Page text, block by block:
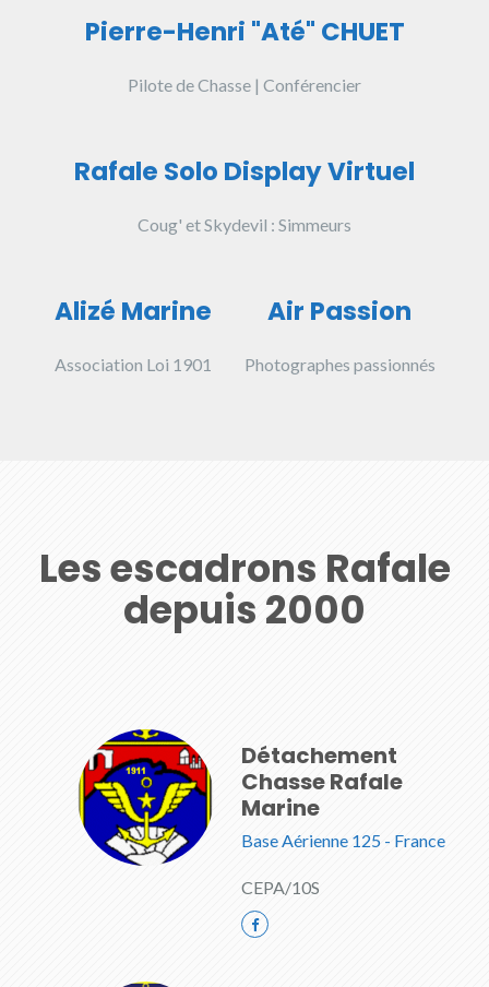
Pierre-Henri "Até" CHUET
Pilote de Chasse | Conférencier
Rafale Solo Display Virtuel
Coug' et Skydevil : Simmeurs
Alizé Marine
Association Loi 1901
Air Passion
Photographes passionnés
Les escadrons Rafale
depuis 2000
Détachement
Chasse Rafale
Marine
Base Aérienne 125 - France
CEPA/10S